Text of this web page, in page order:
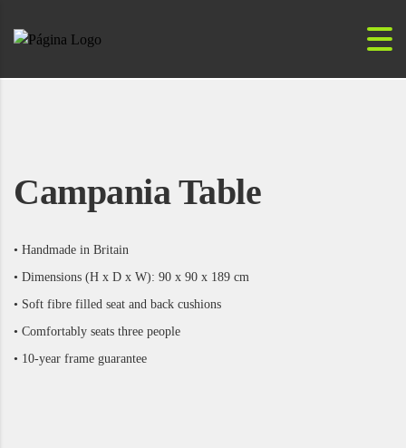
Campania Table
• Handmade in Britain
• Dimensions (H x D x W): 90 x 90 x 189 cm
• Soft fibre filled seat and back cushions
• Comfortably seats three people
• 10-year frame guarantee